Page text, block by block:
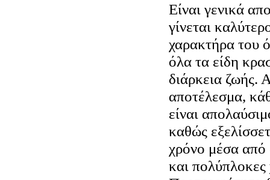
Είναι γενικά
γίνεται
χαρακτήρα του
όλα τα είδη
διάρκεια ζωής.
αποτέλεσμα,
είναι
καθώς
χρόνο μέσα από
και πολύπλοκες